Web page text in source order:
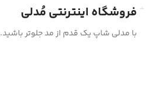
فروشگاه اینترنتی مُدلی
با مدلی شاپ یک قدم از مد جلوتر باشید.